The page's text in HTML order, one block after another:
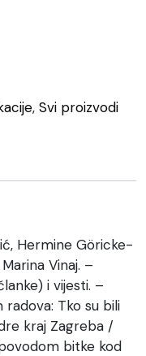
, Svi proizvodi
Hermine Göricke-
Vinaj. –
i vijesti. –
Tko su bili
kraj Zagreba /
bitke kod